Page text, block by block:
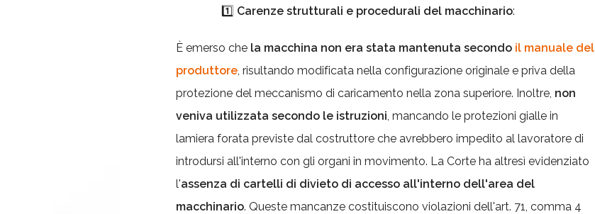
1️⃣ Carenze strutturali e procedurali del macchinario:
È emerso che la macchina non era stata mantenuta secondo il manuale del
produttore, risultando modificata nella configurazione originale e priva della
protezione del meccanismo di caricamento nella zona superiore. Inoltre, non
veniva utilizzata secondo le istruzioni, mancando le protezioni gialle in
lamiera forata previste dal costruttore che avrebbero impedito al lavoratore di
introdursi all'interno con gli organi in movimento. La Corte ha altresì evidenziato
l'assenza di cartelli di divieto di accesso all'interno dell'area del
macchinario. Queste mancanze costituiscono violazioni dell'art. 71, comma 4